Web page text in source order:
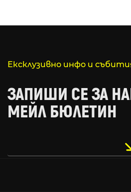
Ексклузивно инфо и
ЗАПИШИ СЕ ЗА
МЕЙЛ БЮЛЕТИН